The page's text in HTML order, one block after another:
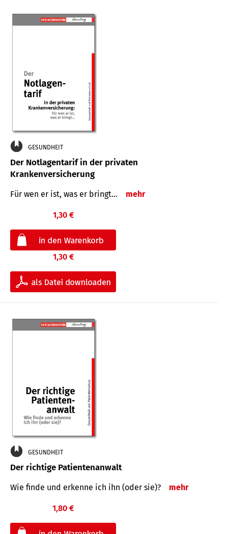
GESUNDHEIT
Der Notlagentarif in der privaten
Krankenversicherung
Für wen er ist, was er bringt… mehr
1,30 €
1,30 €
GESUNDHEIT
Der richtige Patientenanwalt
Wie finde und erkenne ich ihn (oder sie)? mehr
1,80 €